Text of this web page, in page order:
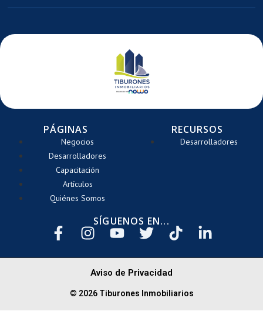
PÁGINAS
Negocios
Desarrolladores
Capacitación
Artículos
Quiénes Somos
RECURSOS
Desarrolladores
SÍGUENOS EN...
Aviso de Privacidad
© 2026 Tiburones Inmobiliarios